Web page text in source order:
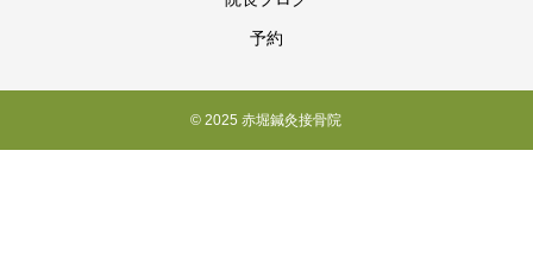
予約
© 2025 赤堀鍼灸接骨院